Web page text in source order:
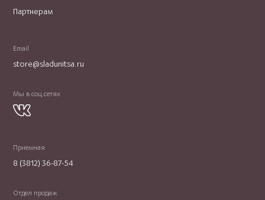
Партнерам
Email
store@sladunitsa.ru
Мы в соц.сетях
Приемная
8 (3812) 36-87-54
Отдел продаж